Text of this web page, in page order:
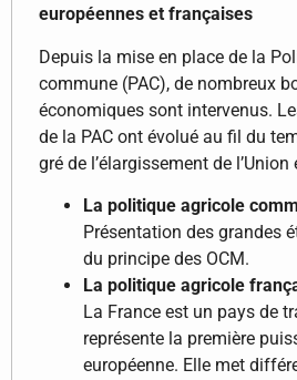
européennes et françaises
Depuis la mise en place de la
commune (PAC), de nombreux
économiques sont intervenus.
de la PAC ont évolué au fil du
gré de l’élargissement de l’Union
La politique agricole
Présentation des grandes
du principe des OCM.
La politique agricole
La France est un pays de
représente la première
européenne. Elle met